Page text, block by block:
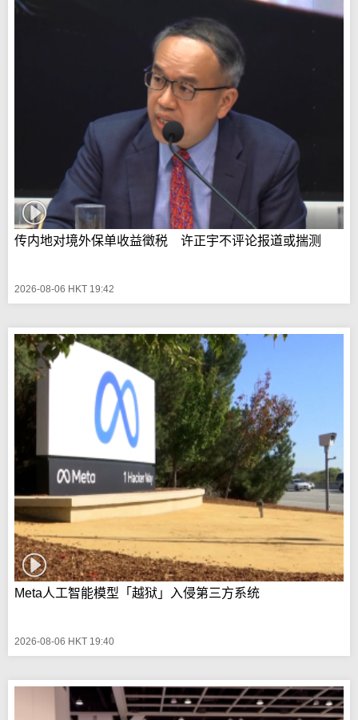
传内地对境外保单收益徵税 许正宇不评论报道或揣测
2026-08-06 HKT 19:42
Meta人工智能模型「越狱」入侵第三方系统
2026-08-06 HKT 19:40